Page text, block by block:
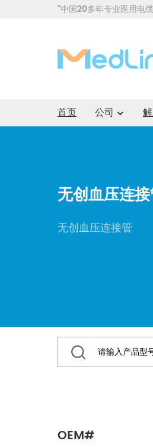
“中国20多年专业医用电
首页 公司
无创血压连
无创血压连接管
OEM#